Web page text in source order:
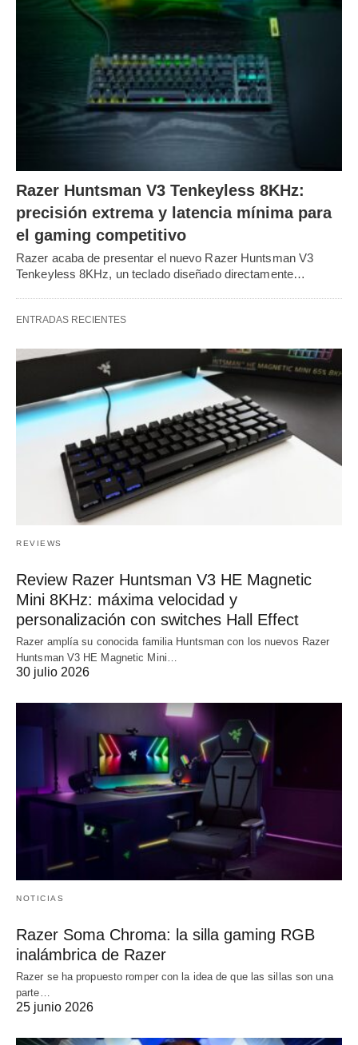
Razer Huntsman V3 Tenkeyless 8KHz:
precisión extrema y latencia mínima para
el gaming competitivo
Razer acaba de presentar el nuevo Razer Huntsman V3
Tenkeyless 8KHz, un teclado diseñado directamente…
ENTRADAS RECIENTES
REVIEWS
Review Razer Huntsman V3 HE Magnetic
Mini 8KHz: máxima velocidad y
personalización con switches Hall Effect
Razer amplía su conocida familia Huntsman con los nuevos Razer
Huntsman V3 HE Magnetic Mini…
30 julio 2026
NOTICIAS
Razer Soma Chroma: la silla gaming RGB
inalámbrica de Razer
Razer se ha propuesto romper con la idea de que las sillas son una
parte…
25 junio 2026